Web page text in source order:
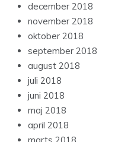
december 2018
november 2018
oktober 2018
september 2018
august 2018
juli 2018
juni 2018
maj 2018
april 2018